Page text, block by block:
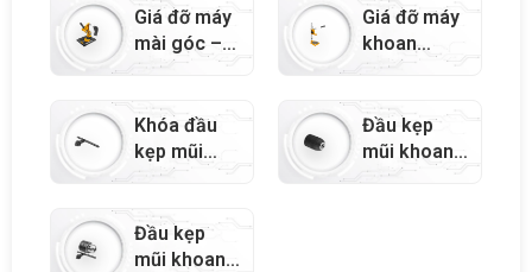
15L/20L/30L
– 79787
Giá đỡ máy
mài góc –
10501
Giá đỡ máy
khoan
Tolsen –
Khóa đầu
kẹp mũi
khoan –
Đầu kẹp
mũi khoan
tự siết –
Đầu kẹp
mũi khoan